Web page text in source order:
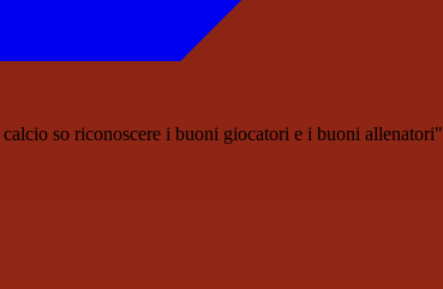
so riconoscere i buoni giocatori e i buoni allenatori"